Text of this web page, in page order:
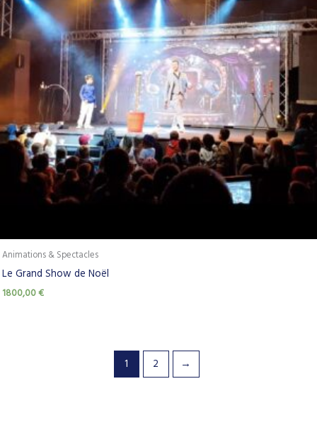
Animations & Spectacles
Le Grand Show de Noël
1800,00€
1 2 →